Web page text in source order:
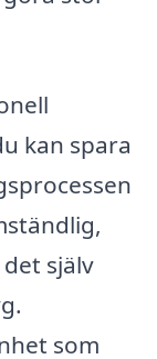
kan spara
själv
som